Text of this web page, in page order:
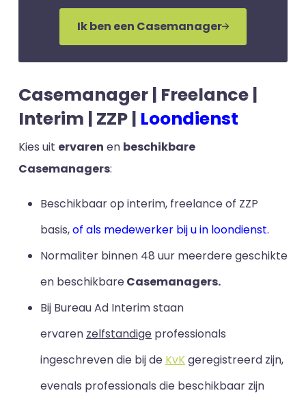
Ik ben een Casemanager
Casemanager | Freelance |
Interim | ZZP | Loondienst
Kies uit ervaren en beschikbare
Casemanagers:
Beschikbaar op interim, freelance of ZZP
basis,of als medewerker bij u in loondienst.
Normaliter binnen 48 uur meerdere geschikte
en beschikbareCasemanagers.
Bij Bureau Ad Interim staan
ervaren zelfstandige professionals
ingeschreven die bij de KvKgeregistreerd zijn,
evenals professionals die beschikbaar zijn